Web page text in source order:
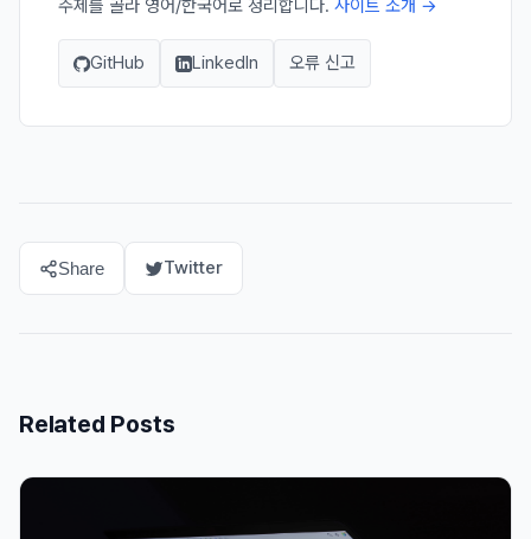
주제를 골라 영어/한국어로 정리합니다. 사이트 소개 →
GitHub LinkedIn 오류 신고
Share Twitter
Related Posts